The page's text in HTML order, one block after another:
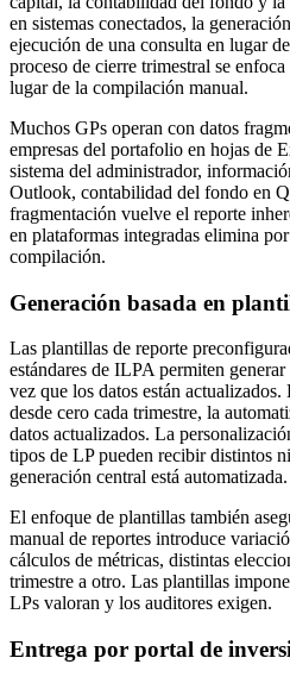
en sistemas conectados, la
ejecución de una consulta en lugar
proceso de cierre trimestral se
lugar de la compilación manual.
Muchos GPs operan con datos
empresas del portafolio en hojas de
sistema del administrador,
Outlook, contabilidad del fondo en
fragmentación vuelve el reporte
en plataformas integradas elimina
compilación.
Generación basada en
Las plantillas de reporte
estándares de ILPA permiten
vez que los datos están
desde cero cada trimestre, la
datos actualizados. La
tipos de LP pueden recibir distintos
generación central está automatizada.
El enfoque de plantillas también
manual de reportes introduce
cálculos de métricas, distintas
trimestre a otro. Las plantillas
LPs valoran y los auditores exigen.
Entrega por portal de